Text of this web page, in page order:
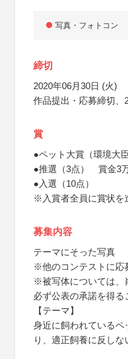
写真・フォトコン
締切
2020年06月30日 (火)
作品提出・応募締切、
賞
●ペット大賞（環境大
●推選（3点） 賞金3
●入選（10点）
※入賞者全員に賞状を
募集内容
テーマにそった写真
※他のコンテストに応
※被写体については、
必ず公表の承諾を得る
【テーマ】
身近に飼われているペ
り、適正飼養に反しな